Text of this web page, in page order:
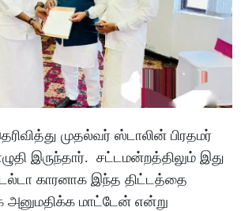
முதல்வர் ஸ்டாலின் பிரதமர்
இருந்தார். சட்டமன்றத்திலும் இது
காரனாக இந்த திட்டத்தை
அனுமதிக்க மாட்டேன் என்று